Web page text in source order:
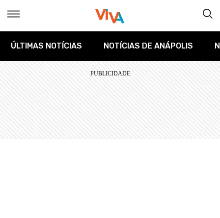
ÚLTIMAS NOTÍCIAS NOTÍCIAS DE ANÁPOLIS